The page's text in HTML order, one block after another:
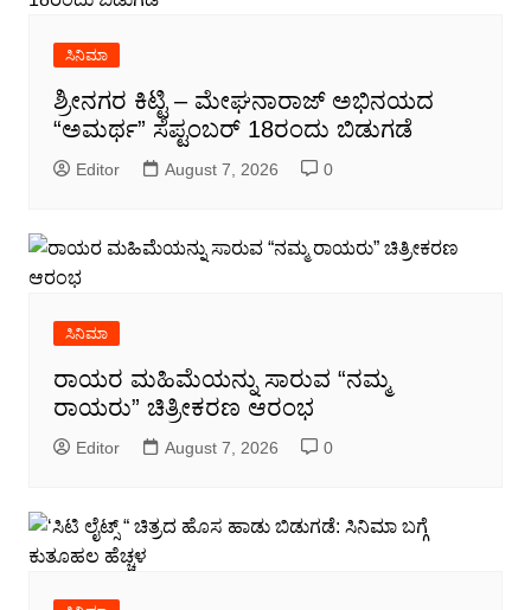
ಸಿನಿಮಾ
ಶ್ರೀನಗರ ಕಿಟ್ಟಿ – ಮೇಘನಾರಾಜ್ ಅಭಿನಯದ
“ಅಮರ್ಥ” ಸೆಪ್ಟಂಬರ್ 18ರಂದು ಬಿಡುಗಡೆ
Editor August 7, 2026 0
ಸಿನಿಮಾ
ರಾಯರ ಮಹಿಮೆಯನ್ನು ಸಾರುವ “ನಮ್ಮ
ರಾಯರು” ಚಿತ್ರೀಕರಣ ಆರಂಭ
Editor August 7, 2026 0